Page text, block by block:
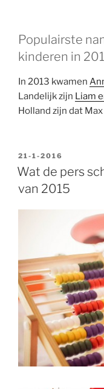
Populairste
kinderen in
In 2013 kwamen
Landelijk zijn Liam
Holland zijn dat
GEPLAATST
OP
21-1-2016
Wat de pers
van 2015